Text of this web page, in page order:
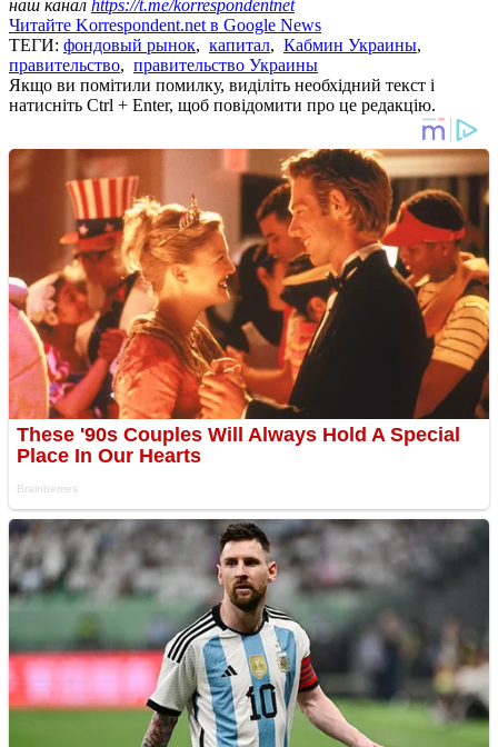
наш канал https://t.me/korrespondentnet
Читайте Korrespondent.net в Google News
ТЕГИ: фондовый рынок, капитал, Кабмин Украины,
правительство, правительство Украины
Якщо ви помітили помилку, виділіть необхідний текст і
натисніть Ctrl + Enter, щоб повідомити про це редакцію.